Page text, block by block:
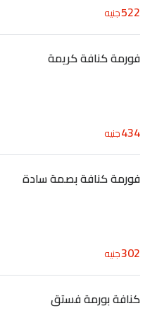
522جنيه
فورمة كنافة كريمة
434جنيه
فورمة كنافة بصمة سادة
302جنيه
كنافة بورمة فستق